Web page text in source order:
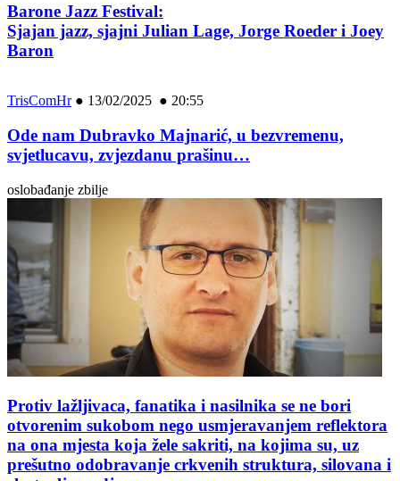
Barone Jazz Festival:
Sjajan jazz, sjajni Julian Lage, Jorge Roeder i Joey
Baron
TrisComHr● 13/02/2025 ● 20:55
Ode nam Dubravko Majnarić, u bezvremenu,
svjetlucavu, zvjezdanu prašinu…
oslobađanje zbilje
Protiv lažljivaca, fanatika i nasilnika se ne bori
otvorenim sukobom nego usmjeravanjem reflektora
na ona mjesta koja žele sakriti, na kojima su, uz
prešutno odobravanje crkvenih struktura, silovana i